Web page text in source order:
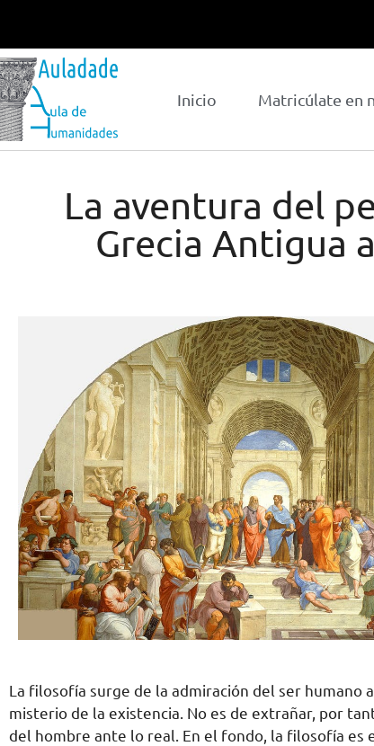
Inicio Matricúlate en
La aventura del
Grecia Antigua
La filosofía surge de la admiración del ser humano
misterio de la existencia. No es de extrañar, por
del hombre ante lo real. En el fondo, la filosofía es